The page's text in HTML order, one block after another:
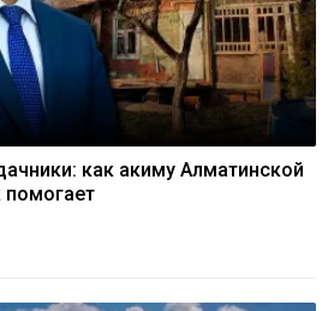
как акиму Алматинской